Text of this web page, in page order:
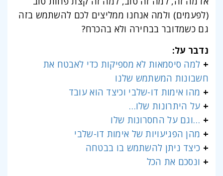
(לפעמים) ולמה אנחנו ממליצים לכם להשתמש בזה
גם כשמדובר בבחירה ולא בהכרח?
נדבר על:
+ למה סיסמאות לא מספיקות כדי לאבטח את
חשבונות המשתמש שלנו
+ מהו אימות דו-שלבי וכיצד הוא עובד
+ על היתרונות שלו…
+ …וגם על החסרונות שלו
+ מהן הפגיעויות של אימות דו-שלבי
+ כיצד ניתן להשתמש בו בבטחה
+ ונסכם את הכל